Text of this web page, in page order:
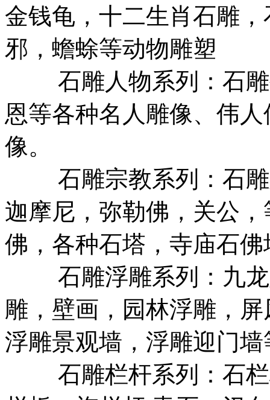
金钱龟，十二生肖石雕
邪，蟾蜍等动物雕塑
石雕人物系列：石雕
恩等各种名人雕像、伟
像。
石雕宗教系列：石雕
迦摩尼，弥勒佛，关公
佛，各种石塔，寺庙石佛
石雕浮雕系列：九龙
雕，壁画，园林浮雕，
浮雕景观墙，浮雕迎门墙
石雕栏杆系列：石栏